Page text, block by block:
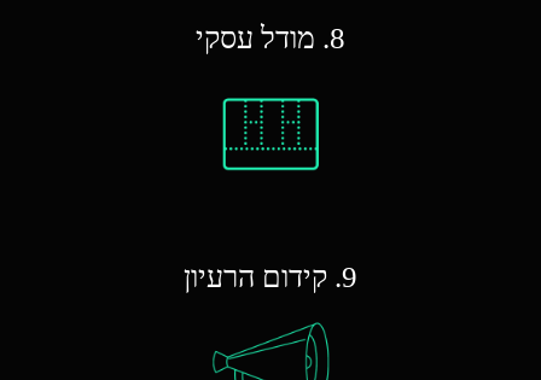
8. מודל עסקי
9. קידום הרעיון